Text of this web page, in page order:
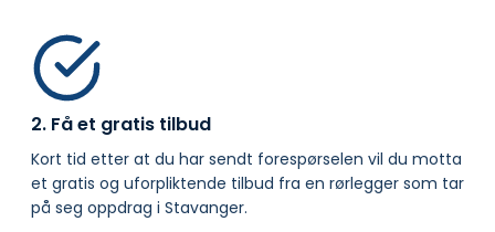
2. Få et gratis tilbud
Kort tid etter at du har sendt forespørselen vil du motta
et gratis og uforpliktende tilbud fra en rørlegger som tar
på seg oppdrag i Stavanger.